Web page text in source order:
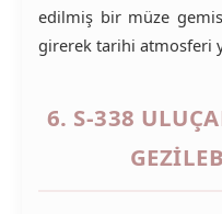
edilmiş bir müze
girerek tarihi atmosferi
6. S-338